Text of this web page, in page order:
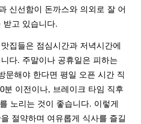
신선함이 돈까스와 의외로 잘 어
받고 있습니다.
집들은 점심시간과 저녁시간에
다. 주말이나 공휴일은 피하는
문해야 한다면 평일 오픈 시간 직
분 이전이나, 브레이크 타임 직후
노리는 것이 좋습니다. 이렇게
절약하며 여유롭게 식사를 즐길